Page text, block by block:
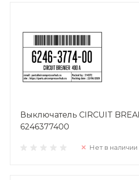
Выключатель CIRCUIT
6246377400
Нет в наличии